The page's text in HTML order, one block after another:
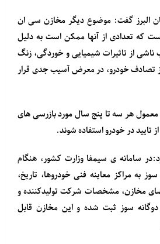
البرز گفت: موضوع دیگر مخازن سی ان
زیر ۱۵ سال است که تعدادی از آنها ممکن است به دلیل
از تاثیرات شیمیایی و خوردگی، زنگ
تصادف خودرو، در معرض آسیب جدی قرار
معمول هر سه تا پنج سال مورد بازرسی های
تایید در خودرو استفاده شوند.
سامانه ی سیمفا وزارت کشور، هنگام
به مراکز معاینه فنی خودروها، تاریخ،
مخازن، مشخصات شرکت تولیدکننده و
سوز ثبت شده و این مخازن قابل